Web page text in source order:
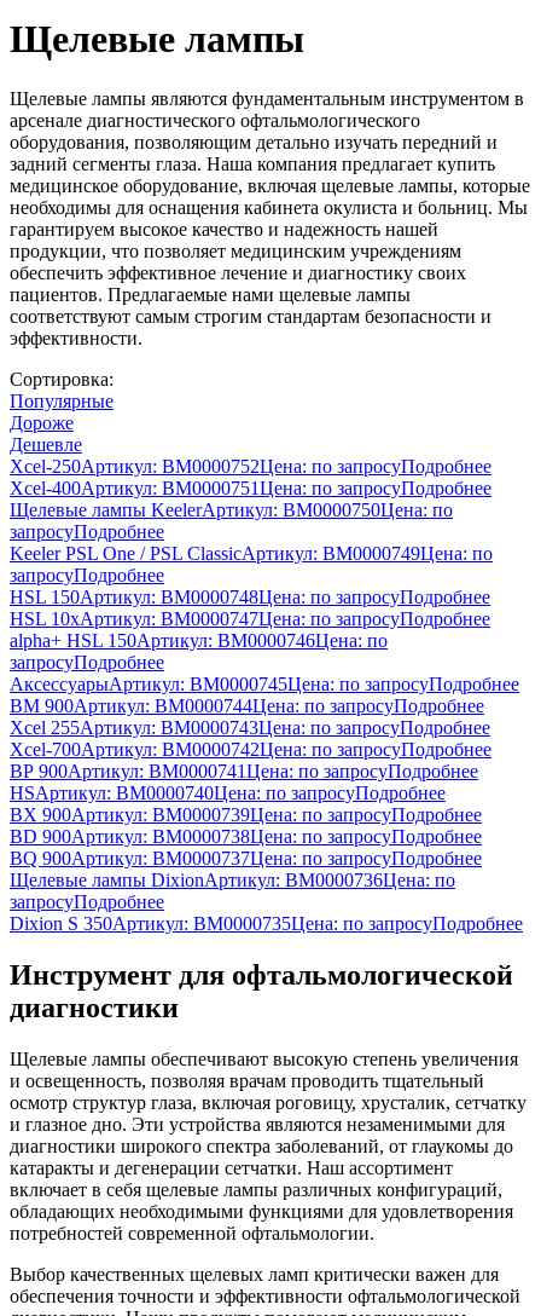
Щелевые лампы
Щелевые лампы являются фундаментальным инструментом в
арсенале диагностического офтальмологического
оборудования, позволяющим детально изучать передний и
задний сегменты глаза. Наша компания предлагает купить
медицинское оборудование, включая щелевые лампы, которые
необходимы для оснащения кабинета окулиста и больниц. Мы
гарантируем высокое качество и надежность нашей
продукции, что позволяет медицинским учреждениям
обеспечить эффективное лечение и диагностику своих
пациентов. Предлагаемые нами щелевые лампы
соответствуют самым строгим стандартам безопасности и
эффективности.
Сортировка:
Популярные
Дороже
Дешевле
Xcel-250Артикул: BM0000752Цена: по запросуПодробнее
Xcel-400Артикул: BM0000751Цена: по запросуПодробнее
Щелевые лампы KeelerАртикул: BM0000750Цена: по
запросуПодробнее
Keeler PSL One / PSL ClassicАртикул: BM0000749Цена: по
запросуПодробнее
HSL 150Артикул: BM0000748Цена: по запросуПодробнее
HSL 10xАртикул: BM0000747Цена: по запросуПодробнее
alpha+ HSL 150Артикул: BM0000746Цена: по
запросуПодробнее
АксессуарыАртикул: BM0000745Цена: по запросуПодробнее
BМ 900Артикул: BM0000744Цена: по запросуПодробнее
Xcel 255Артикул: BM0000743Цена: по запросуПодробнее
Xcel-700Артикул: BM0000742Цена: по запросуПодробнее
ВР 900Артикул: BM0000741Цена: по запросуПодробнее
HSАртикул: BM0000740Цена: по запросуПодробнее
BX 900Артикул: BM0000739Цена: по запросуПодробнее
BD 900Артикул: BM0000738Цена: по запросуПодробнее
BQ 900Артикул: BM0000737Цена: по запросуПодробнее
Щелевые лампы DixionАртикул: BM0000736Цена: по
запросуПодробнее
Dixion S 350Артикул: BM0000735Цена: по запросуПодробнее
Инструмент для офтальмологической
диагностики
Щелевые лампы обеспечивают высокую степень увеличения
и освещенность, позволяя врачам проводить тщательный
осмотр структур глаза, включая роговицу, хрусталик, сетчатку
и глазное дно. Эти устройства являются незаменимыми для
диагностики широкого спектра заболеваний, от глаукомы до
катаракты и дегенерации сетчатки. Наш ассортимент
включает в себя щелевые лампы различных конфигураций,
обладающих необходимыми функциями для удовлетворения
потребностей современной офтальмологии.
Выбор качественных щелевых ламп критически важен для
обеспечения точности и эффективности офтальмологической